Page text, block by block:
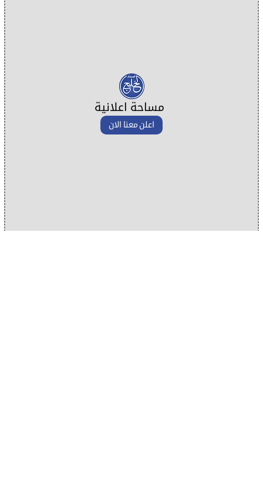
مساحة اعلانية
اعلن معنا الان